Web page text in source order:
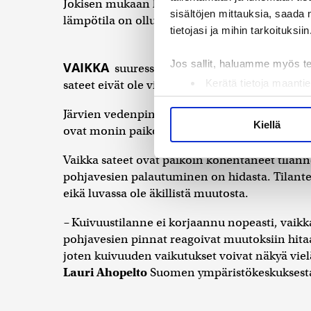
sisältöjen mittauksia, saada
tietojasi ja mihin tarkoituksiin.
Jos sallit, haluamme myös
Kerätä tietoja
Tunnistaa laitteesi
Lue lisää siitä, miten
Käytämme evästeitä
ja kävijämäärämme
kumppaneillemme tietoja
olet antanut heille tai joita
Kiellä
Jokisen mukaan kesäkuu on toistaiseksi
lämpötila on ollut 5–6 astetta keskiarvon
VAIKKA suuressa osassa maata on
sateet eivät ole vielä riittäneet kääntämään
Järvien vedenpinnat ovat yhä selvästi
ovat monin paikoin poikkeuksellisen
Vaikka sateet ovat paikoin kohentaneet
pohjavesien palautuminen on hidasta.
eikä luvassa ole äkillistä muutosta.
–Kuivuustilanne ei korjaannu nopeasti,
pohjavesien pinnat reagoivat muutoksiin
joten kuivuuden vaikutukset voivat näkyä
Lauri AhopeltoSuomen